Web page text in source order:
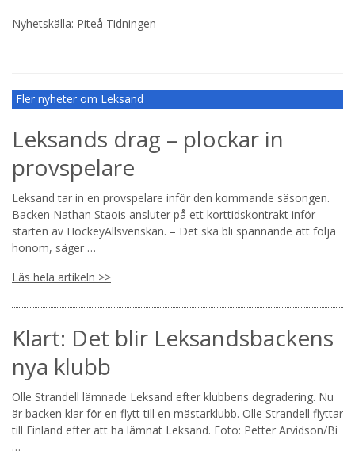
Nyhetskälla: Piteå Tidningen
Fler nyheter om Leksand
Leksands drag – plockar in
provspelare
Leksand tar in en provspelare inför den kommande säsongen.
Backen Nathan Staois ansluter på ett korttidskontrakt inför
starten av HockeyAllsvenskan. – Det ska bli spännande att följa
honom, säger …
Läs hela artikeln >>
Klart: Det blir Leksandsbackens
nya klubb
Olle Strandell lämnade Leksand efter klubbens degradering. Nu
är backen klar för en flytt till en mästarklubb. Olle Strandell flyttar
till Finland efter att ha lämnat Leksand. Foto: Petter Arvidson/Bi
…